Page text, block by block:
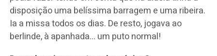
disposição uma belíssima barragem e uma ribeira.
Ia a missa todos os dias. De resto, jogava ao
berlinde, à apanhada… um puto normal!